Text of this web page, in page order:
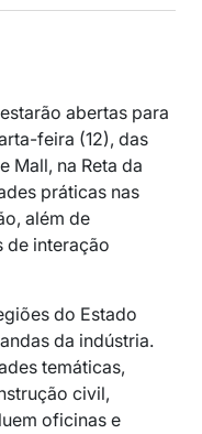
abertas para
feira (12), das
Mall, na Reta da
práticas nas
além de
de interação
do Estado
da indústria.
temáticas,
civil,
oficinas e